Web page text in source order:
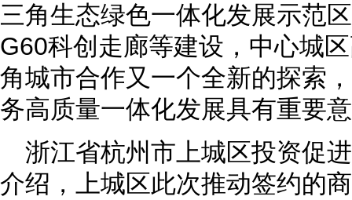
三角生态绿色一体化发展示范
G60科创走廊等建设，中心城
角城市合作又一个全新的探索
务高质量一体化发展具有重要
浙江省杭州市上城区投资促
介绍，上城区此次推动签约的